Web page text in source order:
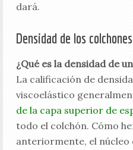
dará.
Densidad de los
¿Qué es la densidad de
La calificación de
viscoelástico
de la capa superior de
todo el colchón. Cómo
anteriormente, el núcleo